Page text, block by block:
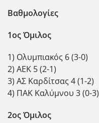
Βαθμολογίες
1ος Όμιλος
1) Ολυμπιακός 6 (3-0)
2) ΑΕΚ 5 (2-1)
3) ΑΣ Καρδίτσας 4 (1-2)
4) ΠΑΚ Καλύμνου 3 (0-3)
2ος Όμιλος